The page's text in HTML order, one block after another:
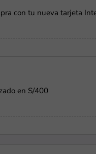
con tu nueva tarjeta
en S/400